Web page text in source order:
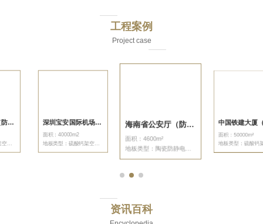
工程案例
Project case
深圳宝安国际机场（防静电地板）
面积：40000m2
地板类型：硫酸钙架空地板
海南省公安厅（防静电地板）
面积：4600m²
地板类型：陶瓷防静电地板
中国铁建大厦（防静电地板）
面积：50000m²
地板类型：硫酸钙架空地板
资讯百科